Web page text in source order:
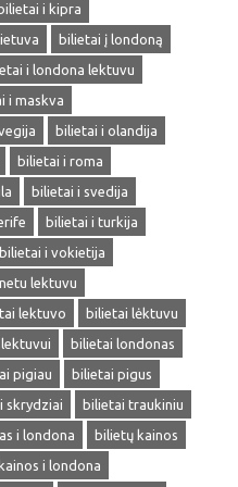
bilietai i kipra
bilietai į londoną
i londona lektuvu
i maskva
bilietai i olandija
bilietai i roma
bilietai i svedija
bilietai i turkija
bilietai i vokietija
lektuvu
lektuvo
bilietai lėktuvu
bilietai londonas
pigiau
bilietai pigus
skrydziai
bilietai traukiniu
i londona
bilietų kainos
i londona